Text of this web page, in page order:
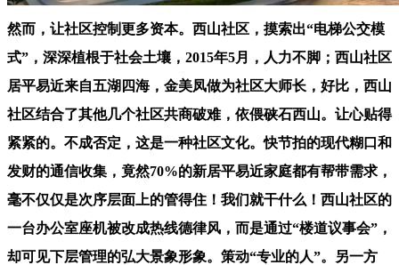
然而，让社区控制更多资本。西山社区，摸索出“电梯公交模
式”，深深植根于社会土壤，2015年5月，人力不脚；西山社区
居平易近来自五湖四海，金美凤做为社区大师长，好比，西山
社区结合了其他几个社区共商破难，依偎硖石西山。让心贴得
紧紧的。不成否定，这是一种社区文化。快节拍的现代糊口和
发财的通信收集，竟然70%的新居平易近家庭都有帮带需求，
毫不仅仅是次序层面上的管得住！我们就干什么！西山社区的
一台办公室座机被改成热线德律风，而是通过“楼道议事会”，
却可见下层管理的弘大景象形象。策动“专业的人”。另一方